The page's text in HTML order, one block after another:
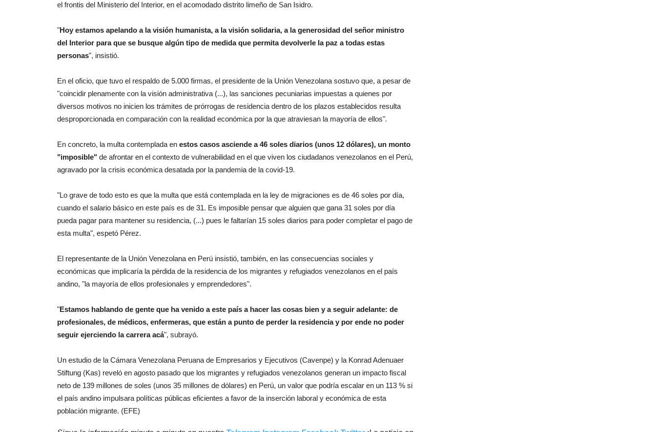
el frontis del Ministerio del Interior, en el acomodado distrito limeño de San Isidro.
"Hoy estamos apelando a la visión humanista, a la visión solidaria, a la generosidad del señor ministro
del Interior para que se busque algún tipo de medida que permita devolverle la paz a todas estas
personas", insistió.
En el oficio, que tuvo el respaldo de 5.000 firmas, el presidente de la Unión Venezolana sostuvo que, a pesar de
"coincidir plenamente con la visión administrativa (...), las sanciones pecuniarias impuestas a quienes por
diversos motivos no inicien los trámites de prórrogas de residencia dentro de los plazos establecidos resulta
desproporcionada en comparación con la realidad económica por la que atraviesan la mayoría de ellos".
En concreto, la multa contemplada en estos casos asciende a 46 soles diarios (unos 12 dólares), un monto
"imposible" de afrontar en el contexto de vulnerabilidad en el que viven los ciudadanos venezolanos en el Perú,
agravado por la crisis económica desatada por la pandemia de la covid-19.
"Lo grave de todo esto es que la multa que está contemplada en la ley de migraciones es de 46 soles por día,
cuando el salario básico en este país es de 31. Es imposible pensar que alguien que gana 31 soles por día
pueda pagar para mantener su residencia, (...) pues le faltarían 15 soles diarios para poder completar el pago de
esta multa", espetó Pérez.
El representante de la Unión Venezolana en Perú insistió, también, en las consecuencias sociales y
económicas que implicaría la pérdida de la residencia de los migrantes y refugiados venezolanos en el país
andino, "la mayoría de ellos profesionales y emprendedores".
"Estamos hablando de gente que ha venido a este país a hacer las cosas bien y a seguir adelante: de
profesionales, de médicos, enfermeras, que están a punto de perder la residencia y por ende no poder
seguir ejerciendo la carrera acá", subrayó.
Un estudio de la Cámara Venezolana Peruana de Empresarios y Ejecutivos (Cavenpe) y la Konrad Adenuaer
Stiftung (Kas) reveló en agosto pasado que los migrantes y refugiados venezolanos generan un impacto fiscal
neto de 139 millones de soles (unos 35 millones de dólares) en Perú, un valor que podría escalar en un 113 % si
el país andino impulsara políticas públicas eficientes a favor de la inserción laboral y económica de esta
población migrante. (EFE)